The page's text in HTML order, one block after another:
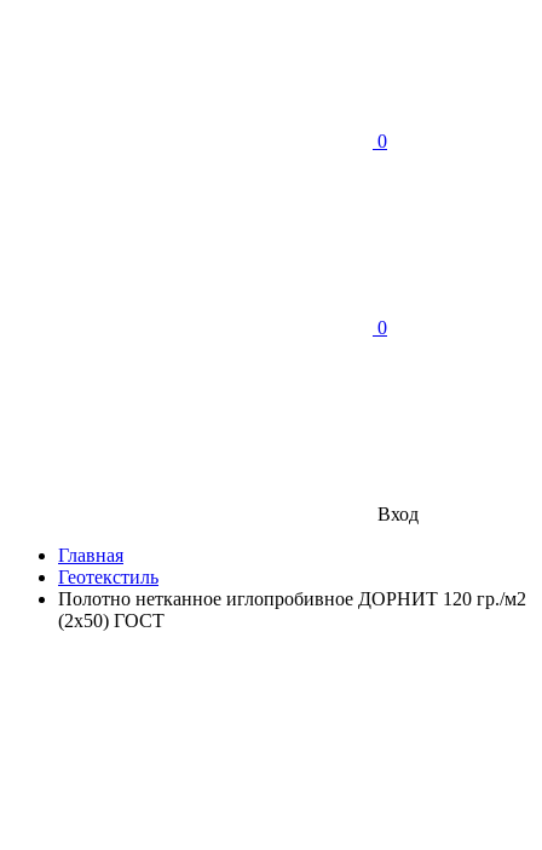
0
0
Вход
Главная
Геотекстиль
Полотно нетканное иглопробивное ДОРНИТ 120 гр./м2
(2х50) ГОСТ